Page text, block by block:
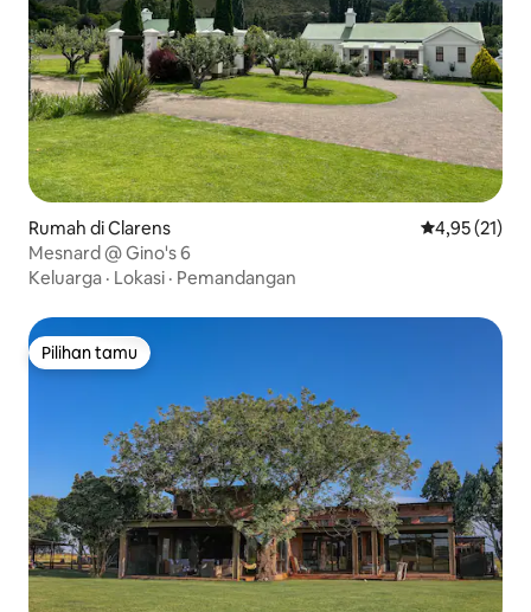
Rumah di Clarens Nilai rata-
4,95 (21)
Mesnard @ Gino's 6
Keluarga · Lokasi · Pemandangan
Pilihan tamu
Pilihan tamu